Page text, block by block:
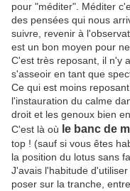
pour "méditer". Méditer
des pensées qui nous
suivre, revenir à
est un bon moyen pour
C'est très reposant, il n'y a
s'asseoir en tant que
Ce qui est moins
l'instauration du calme
droit et les genoux bien
C'est là où le banc de
top ! (sauf si vous êtes
la position du lotus sans
J'avais l'habitude
poser sur la tranche,